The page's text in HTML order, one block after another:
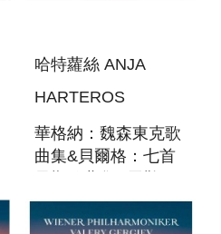
哈特蘿絲 ANJA
HARTEROS
華格納：魏森東克歌
曲集&貝爾格：七首
呂克特之歌
WAGNER: